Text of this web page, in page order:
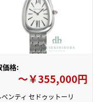
価格:
〜￥355,000円
ンティ セドゥットーリ